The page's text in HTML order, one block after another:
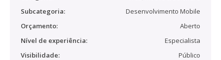
Subcategoria:
Desenvolvimento Mobile
Orçamento:
Aberto
Nível de experiência:
Especialista
Visibilidade:
Público